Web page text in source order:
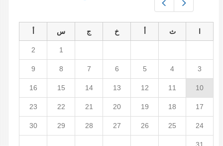
ث خ ج س
1
2
3
4
5
6
7
8
9
10
11
12
13
14
15
16
17
18
19
20
21
22
23
24
25
26
27
28
29
30